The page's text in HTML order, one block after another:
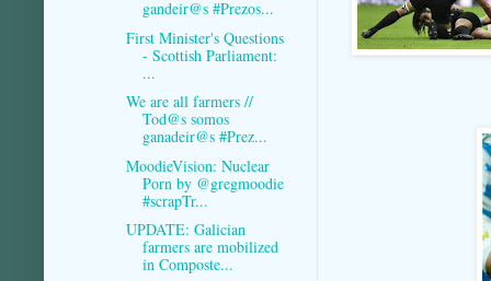
gandeir@s #Prezos...
First Minister's Questions
- Scottish Parliament:
...
We are all farmers //
Tod@s somos
ganadeir@s #Prez...
MoodieVision: Nuclear
Porn by @gregmoodie
#scrapTr...
UPDATE: Galician
farmers are mobilized
in Composte...